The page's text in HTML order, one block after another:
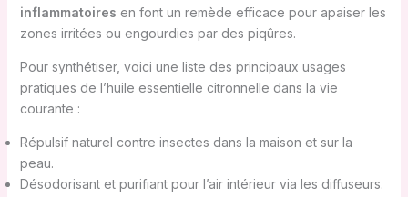
inflammatoires en font un remède efficace pour apaiser les
zones irritées ou engourdies par des piqûres.
Pour synthétiser, voici une liste des principaux usages
pratiques de l’huile essentielle citronnelle dans la vie
courante :
Répulsif naturel contre insectes dans la maison et sur la
peau.
Désodorisant et purifiant pour l’air intérieur via les diffuseurs.